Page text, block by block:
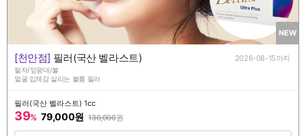
NEW
[천안점] 필러(국산 벨라스트) 2026-08-15까지
팔자/앞광대/볼
얼굴 입체감 살리는 볼륨 필러
필러(국산 벨라스트) 1cc
39% 79,000원 130,000원